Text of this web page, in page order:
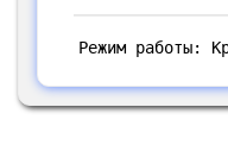
Режим работы: